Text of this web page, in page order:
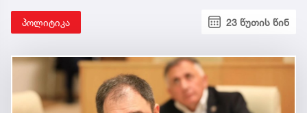
პოლიტიკა 23 წუთის წინ